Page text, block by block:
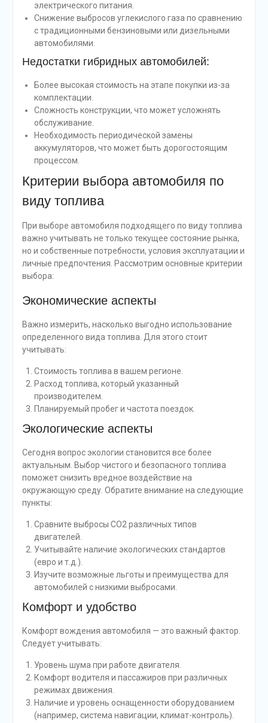
электрического питания.
Снижение выбросов углекислого газа по сравнению
с традиционными бензиновыми или дизельными
автомобилями.
Недостатки гибридных автомобилей:
Более высокая стоимость на этапе покупки из-за
комплектации.
Сложность конструкции, что может усложнять
обслуживание.
Необходимость периодической замены
аккумуляторов, что может быть дорогостоящим
процессом.
Критерии выбора автомобиля по
виду топлива
При выборе автомобиля подходящего по виду топлива
важно учитывать не только текущее состояние рынка,
но и собственные потребности, условия эксплуатации и
личные предпочтения. Рассмотрим основные критерии
выбора:
Экономические аспекты
Важно измерить, насколько выгодно использование
определенного вида топлива. Для этого стоит
учитывать:
Стоимость топлива в вашем регионе.
Расход топлива, который указанный
производителем.
Планируемый пробег и частота поездок.
Экологические аспекты
Сегодня вопрос экологии становится все более
актуальным. Выбор чистого и безопасного топлива
поможет снизить вредное воздействие на
окружающую среду. Обратите внимание на следующие
пункты:
Сравните выбросы CO2 различных типов
двигателей.
Учитывайте наличие экологических стандартов
(евро и т.д.).
Изучите возможные льготы и преимущества для
автомобилей с низкими выбросами.
Комфорт и удобство
Комфорт вождения автомобиля — это важный фактор.
Следует учитывать:
Уровень шума при работе двигателя.
Комфорт водителя и пассажиров при различных
режимах движения.
Наличие и уровень оснащенности оборудованием
(например, система навигации, климат-контроль).